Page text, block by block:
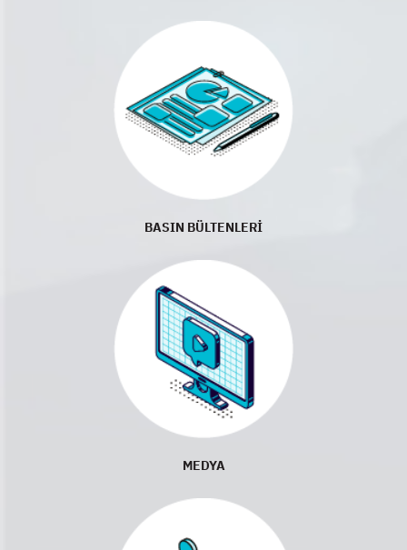
BASIN BÜLTENLERİ
MEDYA